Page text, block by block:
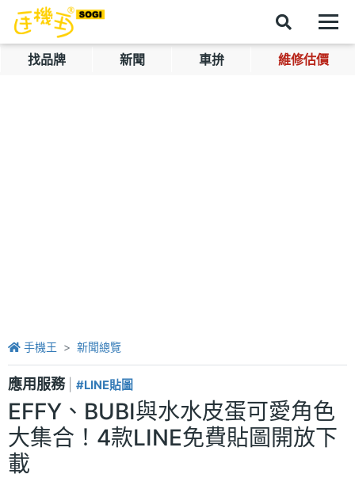
找品牌 新聞 車拚 維修估價
手機王 新聞總覽
應用服務 #LINE貼圖
EFFY、BUBI與水水皮蛋可愛角色
大集合！4款LINE免費貼圖開放下
載